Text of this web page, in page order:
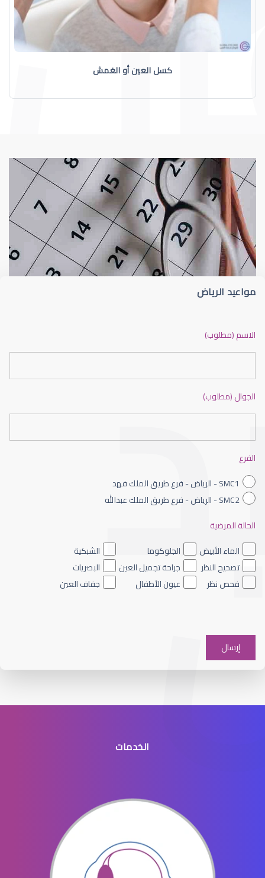
كسل العين أو الغمش
الجدول الزمني لزيارات طبيب عيون عيون الاطفال
عيون الاطفال الملونه
عيون الاطفال الخدج
عيون الاطفال المنتفخه
مواعيد الرياض
الاسم (مطلوب)
الجوال (مطلوب)
الفرع
SMC1 - الرياض - فرع طريق الملك فهد
SMC2 - الرياض - فرع طريق الملك عبدالله
الحالة المرضية
الماء الأبيض
الجلوكوما
الشبكية
تصحيح النظر
جراحة تجميل العين
البصريات
فحص نظر
عيون الأطفال جفاف العين
الخدمات